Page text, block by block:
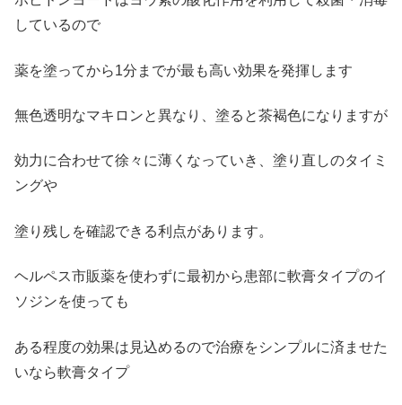
しているので
薬を塗ってから1分までが最も高い効果を発揮します
無色透明なマキロンと異なり、塗ると茶褐色になりますが
効力に合わせて徐々に薄くなっていき、塗り直しのタイミ
ングや
塗り残しを確認できる利点があります。
ヘルペス市販薬を使わずに最初から患部に軟膏タイプのイ
ソジンを使っても
ある程度の効果は見込めるので治療をシンプルに済ませた
いなら軟膏タイプ